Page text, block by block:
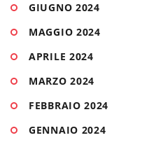
GIUGNO 2024
MAGGIO 2024
APRILE 2024
MARZO 2024
FEBBRAIO 2024
GENNAIO 2024